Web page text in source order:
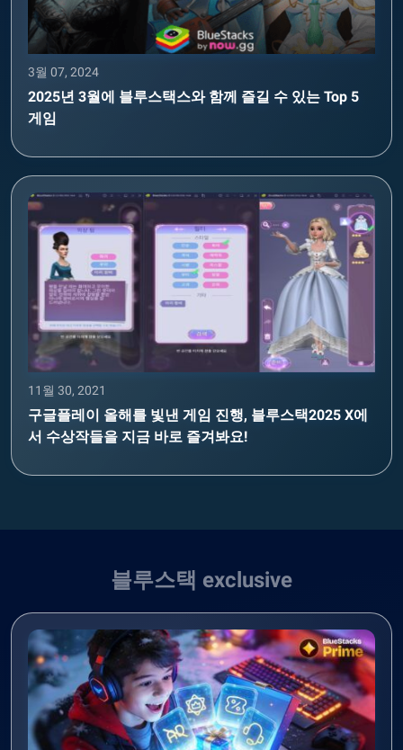
3월 07, 2024
2025년 3월에 블루스택스와 함께 즐길 수 있는 Top 5
게임
11월 30, 2021
구글플레이 올해를 빛낸 게임 진행, 블루스택2025 X에
서 수상작들을 지금 바로 즐겨봐요!
블루스택 exclusive